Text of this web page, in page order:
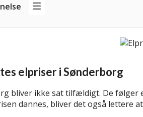
elpriser i Sønderborg
bliver ikke sat tilfældigt. De
dannes, bliver det også lettere